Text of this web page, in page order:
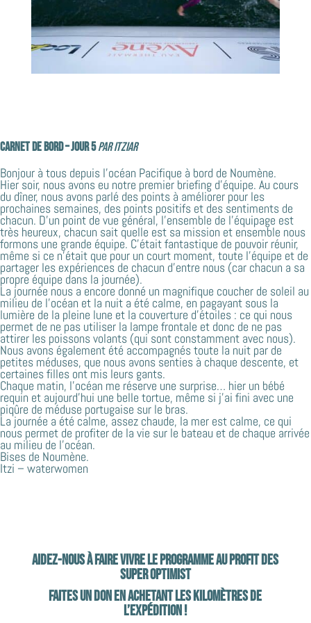
Carnet de bord – jour 5par ITZIAR
Bonjour à tous depuis l’océan Pacifique à bord de Noumène.
Hier soir, nous avons eu notre premier briefing d’équipe. Au cours
du dîner, nous avons parlé des points à améliorer pour les
prochaines semaines, des points positifs et des sentiments de
chacun. D’un point de vue général, l’ensemble de l’équipage est
très heureux, chacun sait quelle est sa mission et ensemble nous
formons une grande équipe. C’était fantastique de pouvoir réunir,
même si ce n’était que pour un court moment, toute l’équipe et de
partager les expériences de chacun d’entre nous (car chacun a sa
propre équipe dans la journée).
La journée nous a encore donné un magnifique coucher de soleil au
milieu de l’océan et la nuit a été calme, en pagayant sous la
lumière de la pleine lune et la couverture d’étoiles : ce qui nous
permet de ne pas utiliser la lampe frontale et donc de ne pas
attirer les poissons volants (qui sont constamment avec nous).
Nous avons également été accompagnés toute la nuit par de
petites méduses, que nous avons senties à chaque descente, et
certaines filles ont mis leurs gants.
Chaque matin, l’océan me réserve une surprise… hier un bébé
requin et aujourd’hui une belle tortue, même si j’ai fini avec une
piqûre de méduse portugaise sur le bras.
La journée a été calme, assez chaude, la mer est calme, ce qui
nous permet de profiter de la vie sur le bateau et de chaque arrivée
au milieu de l’océan.
Bises de Noumène.
Itzi – waterwomen
Aidez-nous à faire vivre le programme au profit des
Super Optimist
Faites un don en achetant les kilomètres de
l’expédition !